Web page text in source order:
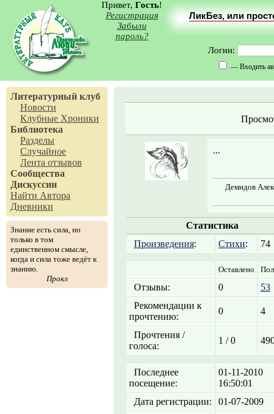
Привет, Гость!
Регистрация
Забыли
пароль?
ЛикБез, или
Логин:
— Входить
Литературный клуб
Новости
Клубные Хроники
Библиотека
Разделы
Случайное
Лента отзывов
Сообщества
Дискуссии
Найти Автора
Дневники
Знание есть сила, но
только в том
единственном смысле,
когда и сила тоже ведёт к
знанию.
Прокл
...
Демидов
Статистика
Произведения: Стихи: 74
Оставлено
Отзывы: 0
53
Рекомендации к
прочтению:
0 4
Прочтения /
голоса:
1 / 0
Последнее
посещение:
01-11-2010
16:50:01
Дата регистрации:
01-07-2009